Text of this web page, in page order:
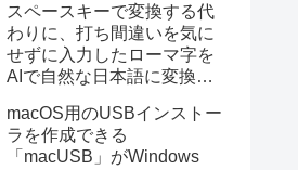
画の質問やAsk ChatGPT機
能を追加。
スペースキーで変換する代
わりに、打ち間違いを気に
せずに入力したローマ字を
AIで自然な日本語に変換し
力アプリ「Nospace」がリ
リース。
macOS用のUSBインストー
ラを作成できる
「macUSB」がWindows